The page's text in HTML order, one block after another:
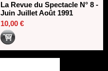
La Revue du Spectacle N° 8 -
Juin Juillet Août 1991
10,00 €